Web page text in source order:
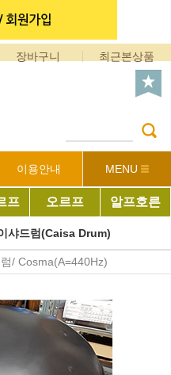
장바구니 최근본상품
이용안내 MENU
프 오르프 알프호른
샤드럼(Caisa Drum)
/ Cosma(A=440Hz)